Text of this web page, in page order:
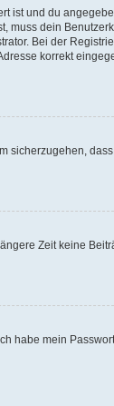
ist und du
muss dein
Bei der
korrekt
sicherzugehen,
Zeit keine
habe mein Passwort